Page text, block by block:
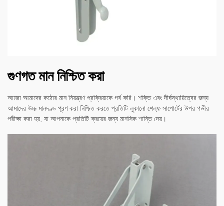
গুণগত মান নিশ্চিত করা
আমরা আমাদের কঠোর মান নিয়ন্ত্রণ প্রক্রিয়াকে গর্ব করি। শক্তি এবং দীর্ঘস্থায়িত্বের জন্য
আমাদের উচ্চ মানদণ্ড পূরণ করা নিশ্চিত করতে প্রতিটি লুকানো শেল্ফ সাপোর্টের উপর গভীর
পরীক্ষা করা হয়, যা আপনাকে প্রতিটি ক্রয়ের জন্য মানসিক শান্তি দেয়।